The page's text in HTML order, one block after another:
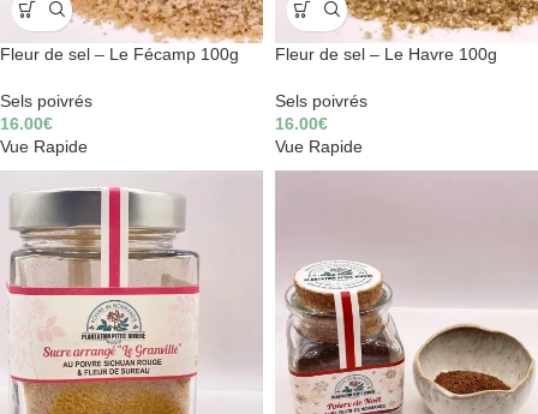
Fleur de sel – Le Fécamp 100g
Sels poivrés
16.00€
Vue Rapide
Fleur de sel – Le Havre 100g
Sels poivrés
16.00€
Vue Rapide